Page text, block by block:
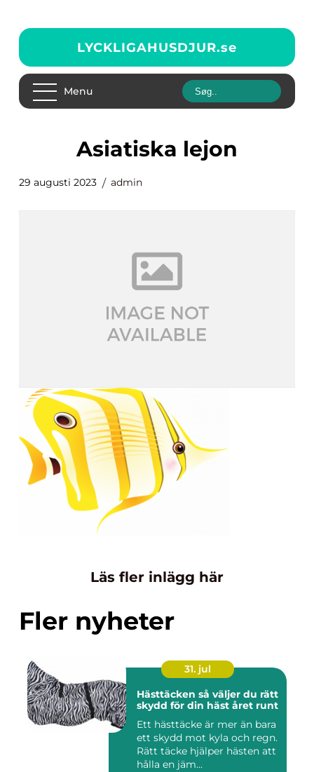
LYCKLIGAHUSDJUR.se
Menu
asiatiska lejon
29 augusti 2023 admin
Läs fler inlägg här
Fler nyheter
31. jul
Hästtäcken så väljer du rätt
skydd för din häst året runt
Ett hästtäcke är mer än bara
ett skydd mot kyla och regn.
Rätt täcke hjälper hästen att
hålla en jäm...